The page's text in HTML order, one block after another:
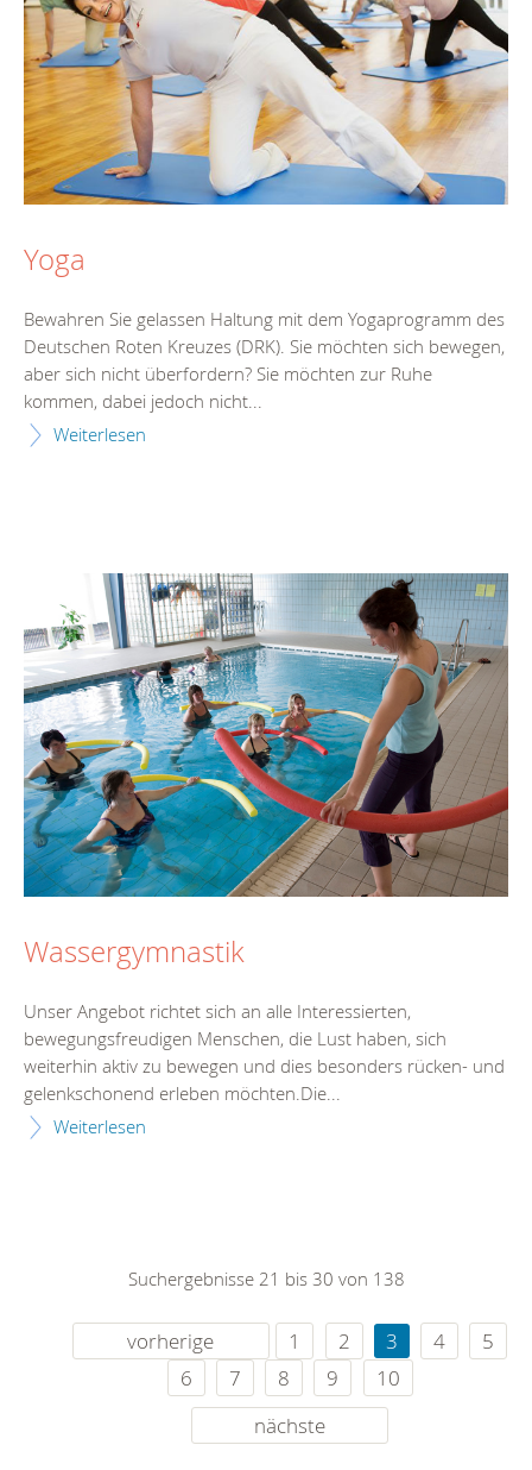
Yoga
Bewahren Sie gelassen Haltung mit dem Yogaprogramm des
Deutschen Roten Kreuzes (DRK). Sie möchten sich bewegen,
aber sich nicht überfordern? Sie möchten zur Ruhe
kommen, dabei jedoch nicht...
Weiterlesen
Wassergymnastik
Unser Angebot richtet sich an alle Interessierten,
bewegungsfreudigen Menschen, die Lust haben, sich
weiterhin aktiv zu bewegen und dies besonders rücken- und
gelenkschonend erleben möchten.Die...
Weiterlesen
Suchergebnisse 21 bis 30 von 138
vorherige 1 2 3 4
5
6
7 8 9
10
nächste